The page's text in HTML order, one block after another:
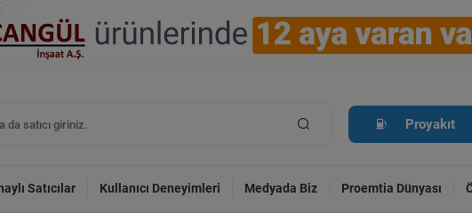
Proyakıt
Satıcılar Kullanıcı Deneyimleri Medyada Biz Proemtia Dünyası